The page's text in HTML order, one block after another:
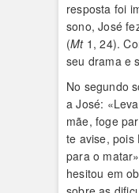
resposta foi
sono, José
(Mt1, 24).
seu drama e
No segundo
a José:
mãe, foge
te avise, pois
para o
hesitou em